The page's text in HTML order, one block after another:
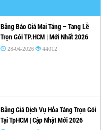
Bảng Báo Giá Mai Táng – Tang Lễ
Trọn Gói TP.HCM | Mới Nhất 2026
28-04-2026 44012
Bảng Giá Dịch Vụ Hỏa Táng Trọn Gói
Tại TpHCM | Cập Nhật Mới 2026